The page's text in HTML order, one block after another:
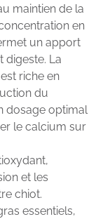
maintien de la
en
un apport
digeste. La
riche en
du
dosage optimal
le calcium sur
et les
chiot.
essentiels,